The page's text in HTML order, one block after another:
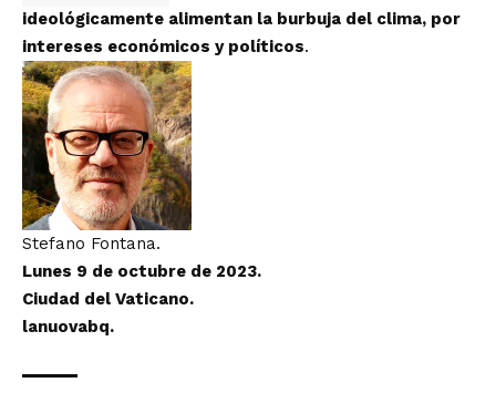
ideológicamente alimentan la burbuja del clima, por
intereses económicos y políticos.
Stefano Fontana.
Lunes 9 de octubre de 2023.
Ciudad del Vaticano.
lanuovabq.